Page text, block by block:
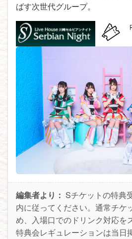
ばす次世代グループ。
編集者より： Sチケットの特典
内に従ってください。通常チケ
め、入場口でのドリンク対応を
特典会レギュレーションは当日